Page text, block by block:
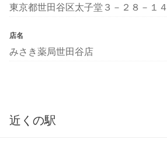
東京都世田谷区太子堂３－２８－１４
店名
みさき薬局世田谷店
近くの駅